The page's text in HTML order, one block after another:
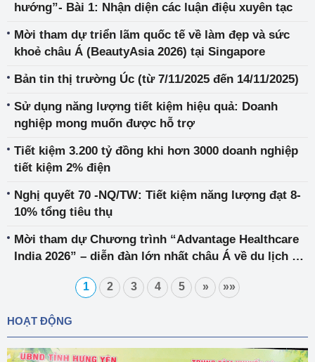
hướng”- Bài 1: Nhận diện các luận điệu xuyên tạc
Mời tham dự triển lãm quốc tế về làm đẹp và sức
khoẻ châu Á (BeautyAsia 2026) tại Singapore
Bản tin thị trường Úc (từ 7/11/2025 đến 14/11/2025)
Sử dụng năng lượng tiết kiệm hiệu quả: Doanh
nghiệp mong muốn được hỗ trợ
Tiết kiệm 3.200 tỷ đồng khi hơn 3000 doanh nghiệp
tiết kiệm 2% điện
Nghị quyết 70 -NQ/TW: Tiết kiệm năng lượng đạt 8-
10% tổng tiêu thụ
Mời tham dự Chương trình “Advantage Healthcare
India 2026” – diễn đàn lớn nhất châu Á về du lịch y
1 2 3 4 5 » »»
HOẠT ĐỘNG